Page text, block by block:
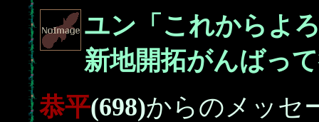
ユン「これからよ
新地開拓がんばっ
恭平(698)からのメッセ